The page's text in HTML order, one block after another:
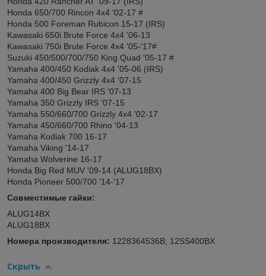
Honda 650/700 Rincon 4x4 '02-17 #
Honda 500 Foreman Rubicon 15-17 (IRS)
Kawasaki 650i Brute Force 4x4 '06-13
Kawasaki 750i Brute Force 4x4 '05-'17#
Suzuki 450/500/700/750 King Quad '05-17 #
Yamaha 400/450 Kodiak 4x4 '05-06 (IRS)
Yamaha 400/450 Grizzly 4x4 '07-15
Yamaha 400 Big Bear IRS '07-13
Yamaha 350 Grizzly IRS '07-15
Yamaha 550/660/700 Grizzly 4x4 '02-17
Yamaha 450/660/700 Rhino '04-13
Yamaha Kodiak 700 16-17
Yamaha Viking '14-17
Yamaha Wolverine 16-17
Honda Big Red MUV '09-14 (ALUG18BX)
Honda Pioneer 500/700 '14-'17
Совместимые гайки:
ALUG14BX
ALUG18BX
Номера производителя: 1228364536B; 12SS400BX
Скрыть